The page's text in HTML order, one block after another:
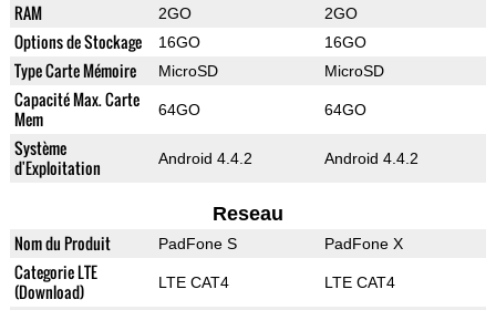
RAM 2GO 2GO
Options de Stockage 16GO 16GO
Type Carte Mémoire MicroSD MicroSD
Capacité Max. Carte
Mem
64GO 64GO
Système
d'Exploitation
Android 4.4.2 Android 4.4.2
Reseau
Nom du Produit PadFone S PadFone X
Categorie LTE
(Download)
LTE CAT4 LTE CAT4